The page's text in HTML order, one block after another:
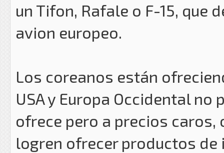
un Tifon, Rafale o F-15, que
avion europeo.
Los coreanos están
USA y Europa Occidental
ofrece pero a precios caros,
logren ofrecer productos de